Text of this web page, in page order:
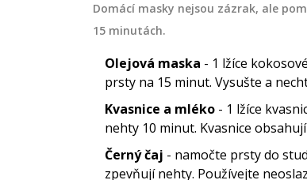
Domácí masky nejsou zázrak, ale
15 minutách.
Olejová maska - 1 lžíce
prsty na 15 minut. Vysušte a
Kvasnice a mléko - 1 lžíce
nehty 10 minut. Kvasnice
Černý čaj - namočte prsty do
zpevňují nehty. Používejte